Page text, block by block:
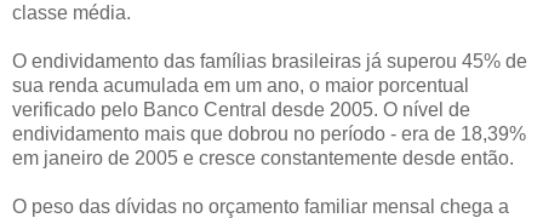
classe média.
O endividamento das famílias brasileiras já superou 45% de
sua renda acumulada em um ano, o maior porcentual
verificado pelo Banco Central desde 2005. O nível de
endividamento mais que dobrou no período - era de 18,39%
em janeiro de 2005 e cresce constantemente desde então.
O peso das dívidas no orçamento familiar mensal chega a